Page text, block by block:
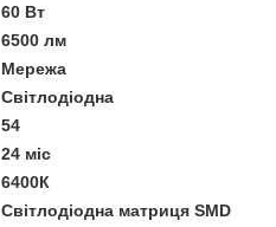
60 Вт
6500 лм
Мережа
Світлодіодна
54
24 міс
6400К
Світлодіодна матриця SMD